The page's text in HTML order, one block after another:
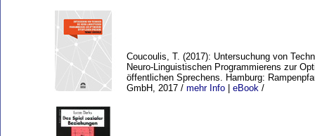
Coucoulis, T. (2017): Untersuchung von
Neuro-Linguistischen Programmierens zur
öffentlichen Sprechens. Hamburg:
GmbH, 2017 / mehr Info eBook /